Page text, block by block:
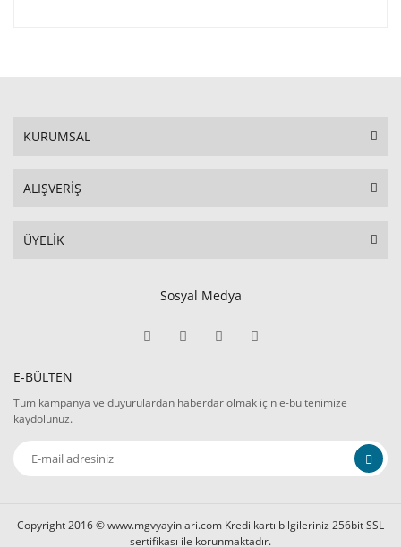
KURUMSAL
ALIŞVERİŞ
ÜYELİK
Sosyal Medya
E-BÜLTEN
Tüm kampanya ve duyurulardan haberdar olmak için e-bültenimize
kaydolunuz.
Copyright 2016 © www.mgvyayinlari.com Kredi kartı bilgileriniz 256bit SSL
sertifikası ile korunmaktadır.